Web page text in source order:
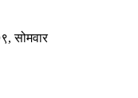
सोमवार